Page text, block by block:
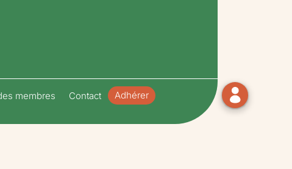
membres Contact Adhérer